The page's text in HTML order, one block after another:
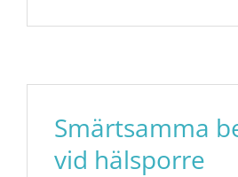
Smärtsamma
vid hälsporre